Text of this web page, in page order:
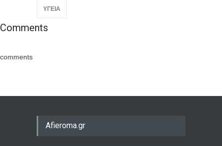
ΥΓΕΙΑ
Comments
comments
Afieroma.gr